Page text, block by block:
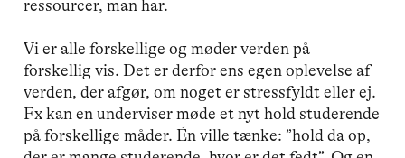
ressourcer, man har.
Vi er alle forskellige og møder verden på
forskellig vis. Det er derfor ens egen oplevelse af
verden, der afgør, om noget er stressfyldt eller ej.
Fx kan en underviser møde et nyt hold studerende
på forskellige måder. Én ville tænke: ”hold da op,